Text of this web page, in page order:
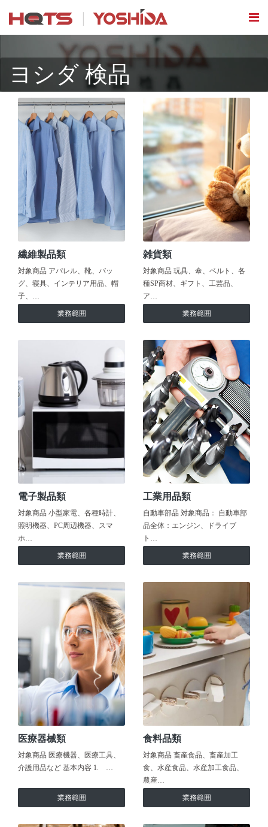
ヨシダ 検品
繊維製品類
対象商品 アパレル、靴、バッ
グ、寝具、インテリア用品、帽
子、…
業務範囲
雑貨類
対象商品 玩具、傘、ベルト、各
種SP商材、ギフト、工芸品、
ア…
業務範囲
電子製品類
対象商品 小型家電、各種時計、
照明機器、PC周辺機器、スマ
ホ…
業務範囲
工業用品類
自動車部品 対象商品： 自動車部
品全体：エンジン、ドライブ
ト…
業務範囲
医療器械類
対象商品 医療機器、医療工具、
介護用品など 基本内容 1. …
業務範囲
食料品類
対象商品 畜産食品、畜産加工
食、水産食品、水産加工食品、
農産…
業務範囲